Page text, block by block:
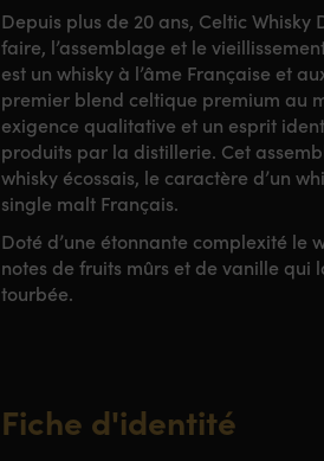
Depuis plus de 20 ans, Celtic
faire, l’assemblage et le
est un whisky à l’âme Française et
premier blend celtique premium au
exigence qualitative et un esprit
produits par la distillerie. Cet
whisky écossais, le caractère d’un
single malt Français.
Doté d’une étonnante complexité le
notes de fruits mûrs et de vanille
tourbée.
Fiche d'identité